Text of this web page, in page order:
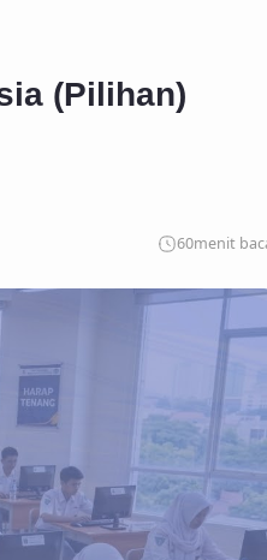
(Pilihan)
60menit